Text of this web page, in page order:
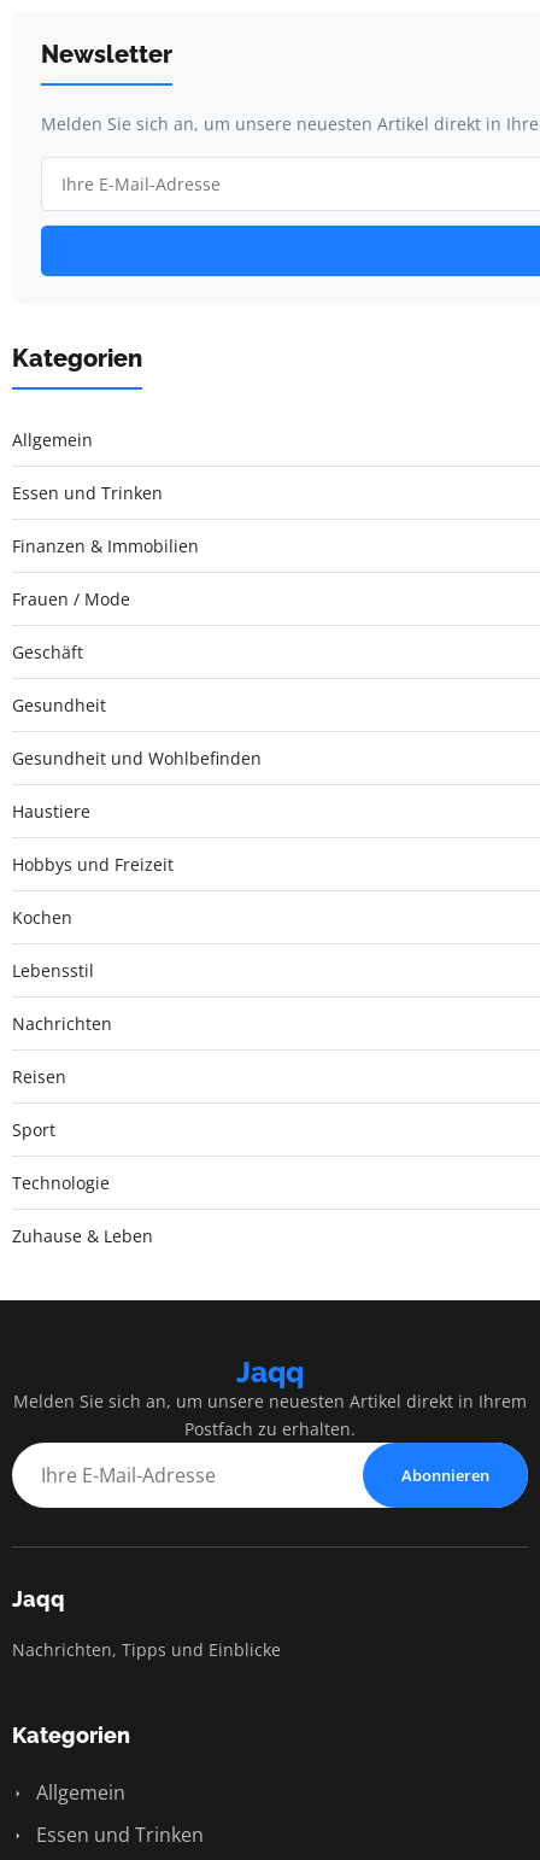
Newsletter
Melden Sie sich an, um unsere neuesten Artikel direkt in
Kategorien
Allgemein
Essen und Trinken
Finanzen & Immobilien
Frauen / Mode
Geschäft
Gesundheit
Gesundheit und Wohlbefinden
Haustiere
Hobbys und Freizeit
Kochen
Lebensstil
Nachrichten
Reisen
Sport
Technologie
Zuhause & Leben
Jaqq
Melden Sie sich an, um unsere neuesten Artikel direkt in Ihrem
Postfach zu erhalten.
Abonnieren
Jaqq
Nachrichten, Tipps und Einblicke
Kategorien
Allgemein
Essen und Trinken